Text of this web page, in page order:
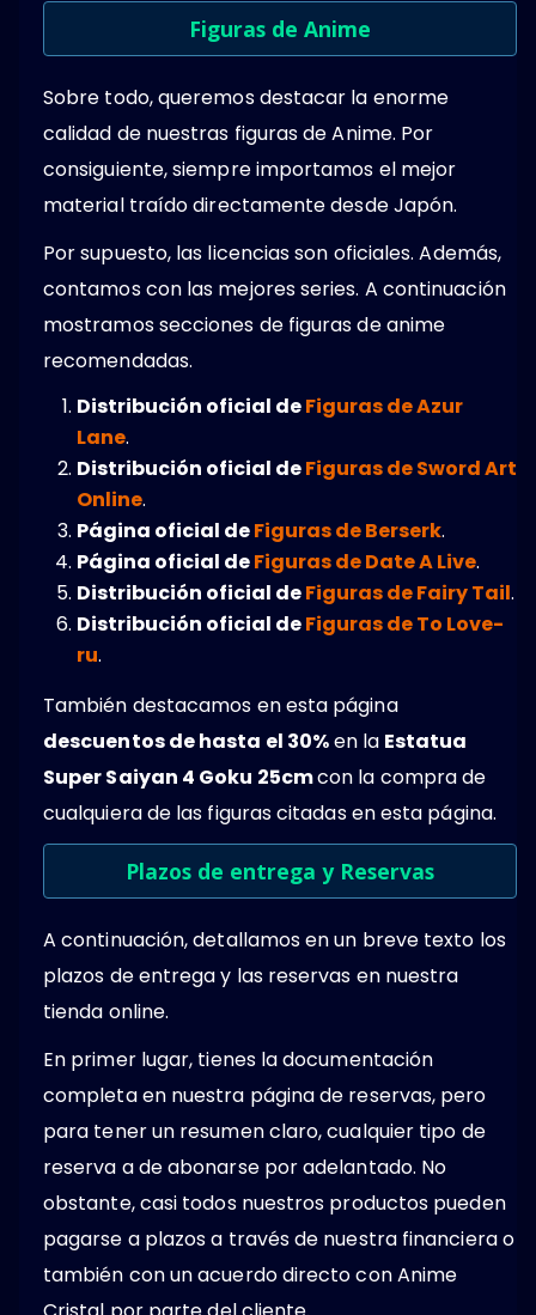
Figuras de Anime
Sobre todo, queremos destacar la enorme
calidad de nuestras figuras de Anime. Por
consiguiente, siempre importamos el mejor
material traído directamente desde Japón.
Por supuesto, las licencias son oficiales. Además,
contamos con las mejores series. A continuación
mostramos secciones de figuras de anime
recomendadas.
Distribución oficial deFiguras de Azur
Lane.
Distribución oficial deFiguras de Sword Art
Online.
Página oficial deFiguras de Berserk.
Página oficial deFiguras de Date A Live.
Distribución oficial deFiguras de Fairy Tail.
Distribución oficial deFiguras de To Love-
ru.
También destacamos en esta página
descuentos de hasta el 30%en la Estatua
Super Saiyan 4 Goku 25cmcon la compra de
cualquiera de las figuras citadas en esta página.
Plazos de entrega y Reservas
A continuación, detallamos en un breve texto los
plazos de entrega y las reservas en nuestra
tienda online.
En primer lugar, tienes la documentación
completa en nuestra página de reservas, pero
para tener un resumen claro, cualquier tipo de
reserva a de abonarse por adelantado. No
obstante, casi todos nuestros productos pueden
pagarse a plazos a través de nuestra financiera o
también con un acuerdo directo con Anime